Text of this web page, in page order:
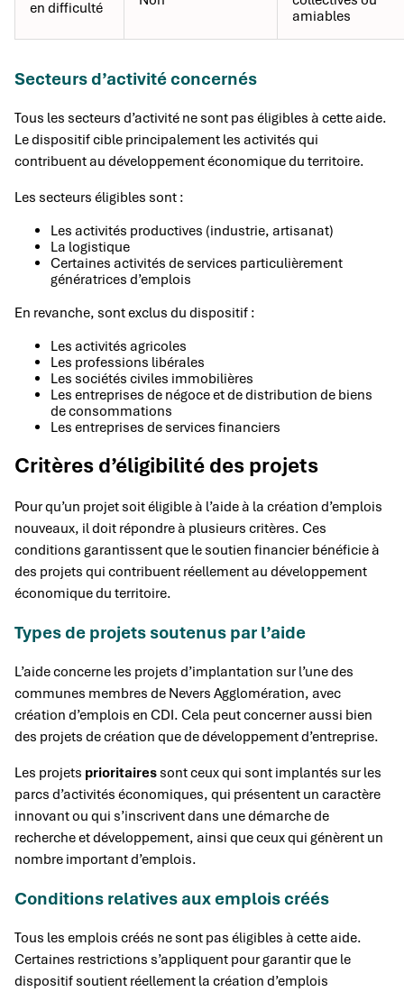
en difficulté
amiables
Secteurs d’activité concernés
Tous les secteurs d’activité ne sont pas éligibles à cette aide.
Le dispositif cible principalement les activités qui
contribuent au développement économique du territoire.
Les secteurs éligibles sont :
Les activités productives (industrie, artisanat)
La logistique
Certaines activités de services particulièrement
génératrices d’emplois
En revanche, sont exclus du dispositif :
Les activités agricoles
Les professions libérales
Les sociétés civiles immobilières
Les entreprises de négoce et de distribution de biens
de consommations
Les entreprises de services financiers
Critères d’éligibilité des projets
Pour qu’un projet soit éligible à l’aide à la création d’emplois
nouveaux, il doit répondre à plusieurs critères. Ces
conditions garantissent que le soutien financier bénéficie à
des projets qui contribuent réellement au développement
économique du territoire.
Types de projets soutenus par l’aide
L’aide concerne les projets d’implantation sur l’une des
communes membres de Nevers Agglomération, avec
création d’emplois en CDI. Cela peut concerner aussi bien
des projets de création que de développement d’entreprise.
Les projets prioritaires sont ceux qui sont implantés sur les
parcs d’activités économiques, qui présentent un caractère
innovant ou qui s’inscrivent dans une démarche de
recherche et développement, ainsi que ceux qui génèrent un
nombre important d’emplois.
Conditions relatives aux emplois créés
Tous les emplois créés ne sont pas éligibles à cette aide.
Certaines restrictions s’appliquent pour garantir que le
dispositif soutient réellement la création d’emplois